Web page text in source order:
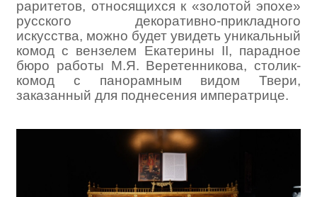
раритетов, относящихся к «золотой эпохе»
русского декоративно-прикладного
искусства, можно будет увидеть уникальный
комод с вензелем Екатерины II, парадное
бюро работы М.Я. Веретенникова, столик-
комод с панорамным видом Твери,
заказанный для поднесения императрице.